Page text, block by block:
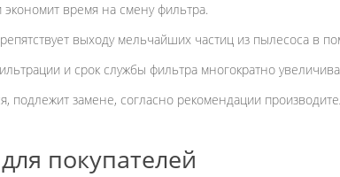
экономит время на смену фильтра.
выходу мельчайших частиц из пылесоса в
и срок службы фильтра многократно
подлежит замене, согласно рекомендации
покупателей